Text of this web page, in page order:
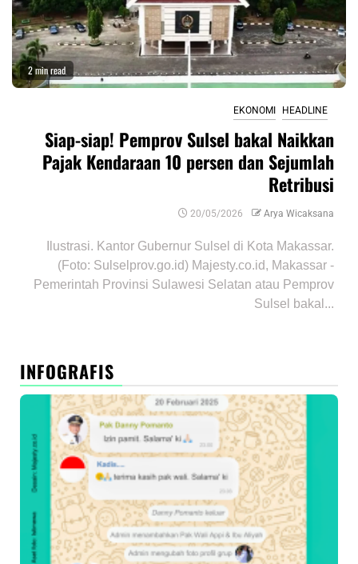
2 min read
EKONOMI HEADLINE
Siap-siap! Pemprov Sulsel bakal Naikkan
Pajak Kendaraan 10 persen dan Sejumlah
Retribusi
20/05/2026 Arya Wicaksana
Ilustrasi. Kantor Gubernur Sulsel di Kota Makassar.
(Foto: Sulselprov.go.id) Majesty.co.id, Makassar -
Pemerintah Provinsi Sulawesi Selatan atau Pemprov
Sulsel bakal...
INFOGRAFIS